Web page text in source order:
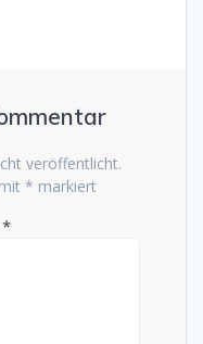
veröffentlicht.
* markiert
*